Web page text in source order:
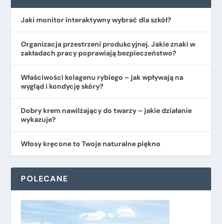
Jaki monitor interaktywny wybrać dla szkół?
Organizacja przestrzeni produkcyjnej. Jakie znaki w
zakładach pracy poprawiają bezpieczeństwo?
​Właściwości kolagenu rybiego – jak wpływają na
wygląd i kondycję skóry?
Dobry krem nawilżający do twarzy – jakie działanie
wykazuje?
Włosy kręcone to Twoje naturalne piękno
POLECANE